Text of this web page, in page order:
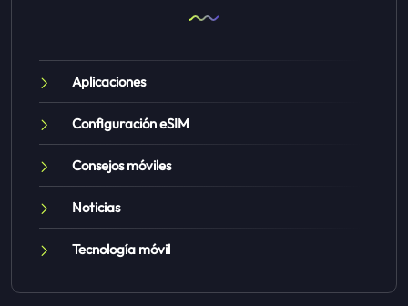
Aplicaciones
Configuración eSIM
Consejos móviles
Noticias
Tecnología móvil